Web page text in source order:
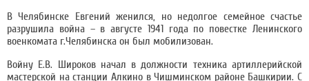
В Челябинске Евгений женился, но недолгое семейное счастье
разрушила война – в августе 1941 года по повестке Ленинского
военкомата г.Челябинска он был мобилизован.
Войну Е.В. Широков начал в должности техника артиллерийской
мастерской на станции Алкино в Чишминском районе Башкирии. С